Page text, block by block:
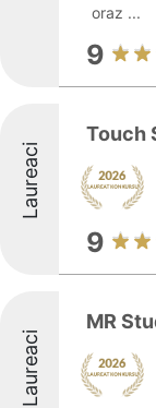
oraz ...
9
Laureaci
Touch
9
Laureaci
MR